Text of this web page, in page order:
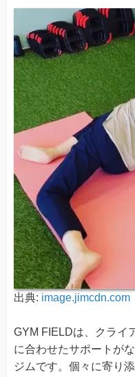
出典: image.jimcdn.com
GYM FIELDは、クライ
に合わせたサポートが
ジムです。個々に寄り